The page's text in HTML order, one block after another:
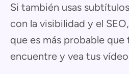
Si también usas
con la visibilidad y el
que es más probable
encuentre y vea tus